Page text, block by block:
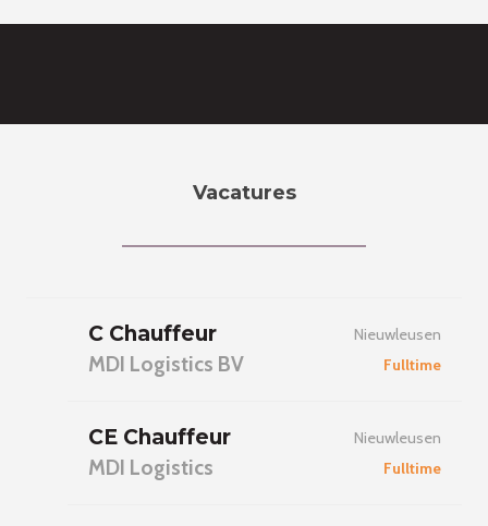
Vacatures
C Chauffeur
MDI Logistics BV
Nieuwleusen
Fulltime
CE Chauffeur
MDI Logistics
Nieuwleusen
Fulltime